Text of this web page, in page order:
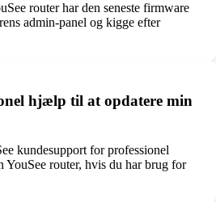
router har den seneste firmware
admin-panel og kigge efter
hjælp til at opdatere min
kundesupport for professionel
router, hvis du har brug for